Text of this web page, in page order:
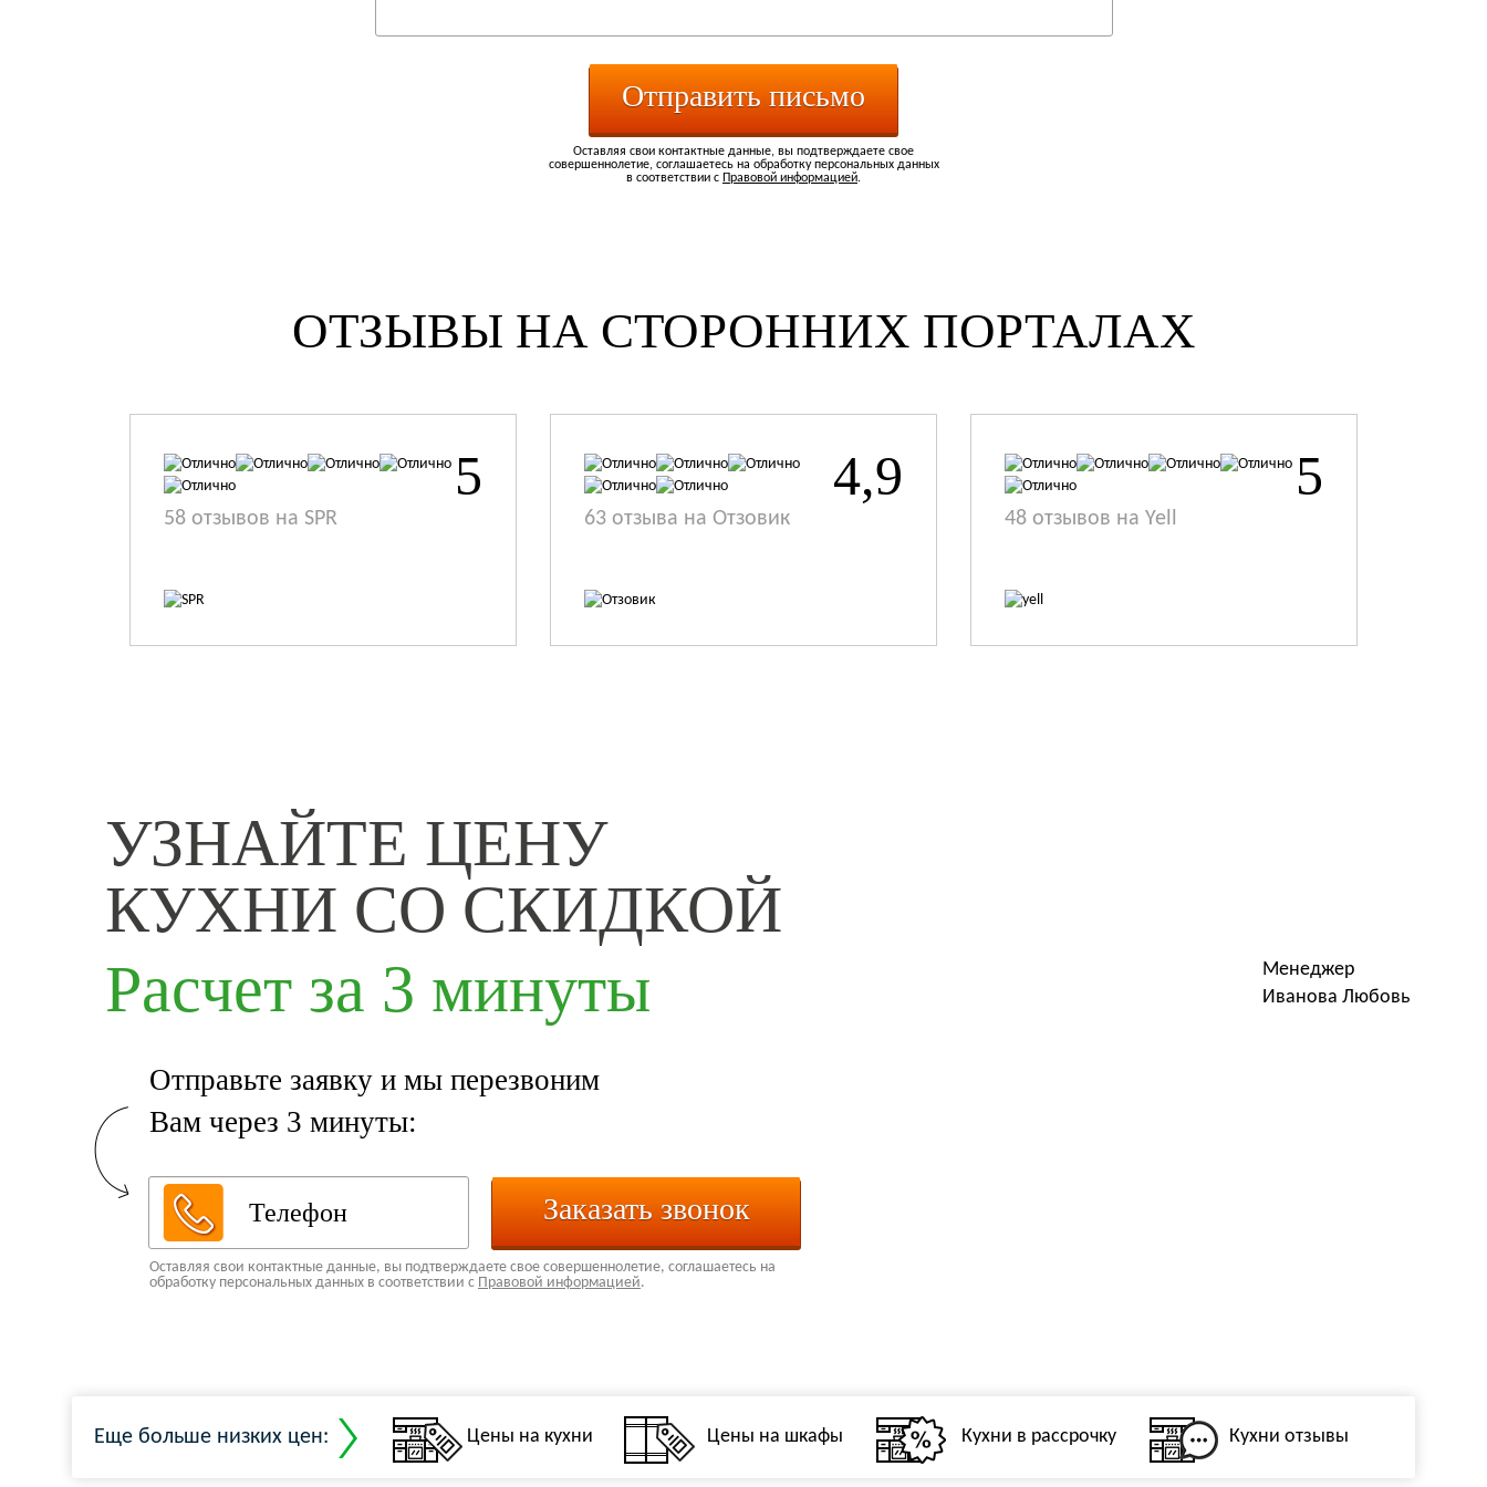
Отправить письмо
Оставляя свои контактные данные, вы подтверждаете свое
совершеннолетие, соглашаетесь на обработку персональных данных
в соответствии с Правовой информацией.
ОТЗЫВЫ НА СТОРОННИХ ПОРТАЛАХ
5
58 отзывов на SPR
4,9
63 отзыва на Отзовик
5
48 отзывов на Yell
УЗНАЙТЕ ЦЕНУ
КУХНИ СО СКИДКОЙ
Расчет за 3 минуты
Отправьте заявку и мы перезвоним
Вам через 3 минуты:
Заказать звонок
Оставляя свои контактные данные, вы подтверждаете свое совершеннолетие, соглашаетесь на
обработку персональных данных в соответствии с Правовой информацией.
Менеджер
Иванова Любовь
Еще больше низких цен: Цены на кухни Цены на шкафы Кухни в рассрочку Кухни отзывы